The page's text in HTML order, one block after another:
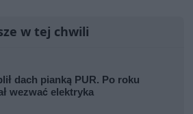
w tej chwili
dach pianką PUR. Po roku
wezwać elektryka